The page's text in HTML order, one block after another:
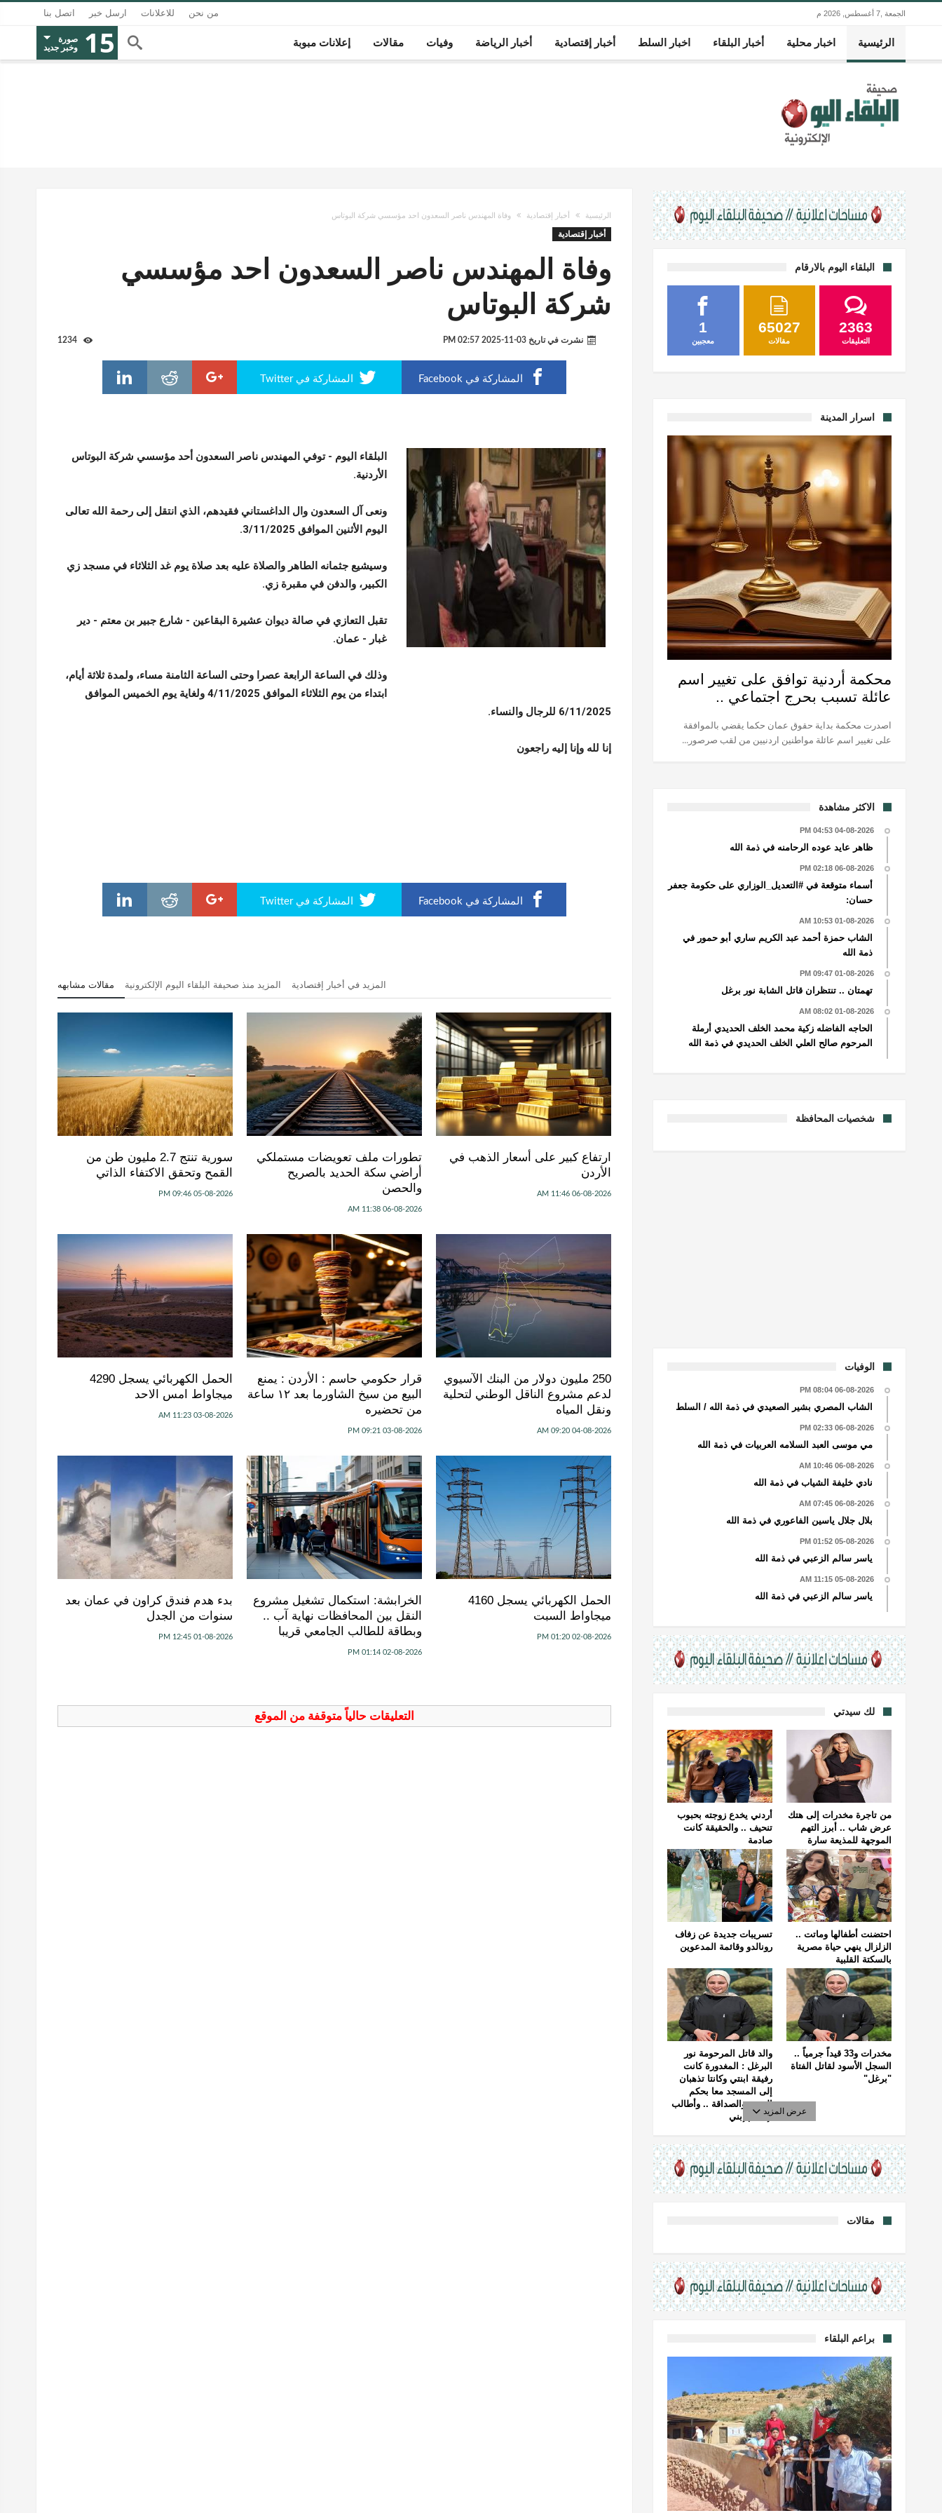
الجمعة ,7 أغسطس, 2026 م من نحن للاعلانات ارسل خبر اتصل بنا
الرئيسية اخبار محلية أخبار البلقاء اخبار السلط أخبار إقتصادية أخبار الرياضة وفيات مقالات إعلانات مبوبة 15 صورة
وخبر جديد
الرئيسية أخبار إقتصادية وفاة المهندس ناصر السعدون احد مؤسسي شركة البوتاس
أخبار إقتصادية
وفاة المهندس ناصر السعدون احد مؤسسي
شركة البوتاس
نشرت في تاريخ 03-11-2025 02:57 PM
المشاركة في Facebook المشاركة في Twitter
البلقاء اليوم -توفي المهندس ناصر السعدون أحد مؤسسي شركة البوتاس
الأردنية.
ونعى آل السعدون وال الداغستاني فقيدهم، الذي انتقل إلى رحمة الله تعالى
اليوم الأثنين الموافق 3/11/2025.
وسيشيع جثمانه الطاهر والصلاة عليه بعد صلاة يوم غد الثلاثاء في مسجد زي
الكبير، والدفن في مقبرة زي.
تقبل التعازي في صالة ديوان عشيرة البقاعين - شارع جبير بن معتم - دير
غبار - عمان.
وذلك في الساعة الرابعة عصرا وحتى الساعة الثامنة مساء، ولمدة ثلاثة أيام،
ابتداء من يوم الثلاثاء الموافق 4/11/2025 ولغاية يوم الخميس الموافق
6/11/2025 للرجال والنساء.
إنا لله وإنا إليه راجعون
المشاركة في Facebook المشاركة في Twitter
مقالات مشابهه المزيد منذ صحيفة البلقاء اليوم الإلكترونية المزيد في أخبار إقتصادية
ارتفاع كبير على أسعار الذهب في
الأردن
06-08-2026 11:46 AM
تطورات ملف تعويضات مستملكي
أراضي سكة الحديد بالصريح
والحصن
06-08-2026 11:38 AM
سورية تنتج 2.7 مليون طن من
القمح وتحقق الاكتفاء الذاتي
05-08-2026 09:46 PM
250 مليون دولار من البنك الآسيوي
لدعم مشروع الناقل الوطني لتحلية
ونقل المياه
04-08-2026 09:20 AM
قرار حكومي حاسم : الأردن : يمنع
البيع من سيخ الشاورما بعد ١٢ ساعة
من تحضيره
03-08-2026 09:21 PM
الحمل الكهربائي يسجل 4290
ميجاواط امس الاحد
03-08-2026 11:23 AM
الحمل الكهربائي يسجل 4160
ميجاواط السبت
02-08-2026 01:20 PM
الخرابشة: استكمال تشغيل مشروع
النقل بين المحافظات نهاية آب ..
وبطاقة للطالب الجامعي قريبا
02-08-2026 01:14 PM
بدء هدم فندق كراون في عمان بعد
سنوات من الجدل
01-08-2026 12:45 PM
التعليقات حالياً متوقفة من الموقع
البلقاء اليوم بالارقام
1
معجبين
65027
مقالات
2363
التعليقات
اسرار المدينة
محكمة أردنية توافق على تغيير اسم
عائلة تسبب بحرج اجتماعي ..
اصدرت محكمة بداية حقوق عمان حكما يقضي بالموافقة
على تغيير اسم عائلة مواطنين اردنيين من لقب صرصور...
الاكثر مشاهدة
04-08-2026 04:53 PM
ظاهر عايد عوده الرحامنه في ذمة الله
06-08-2026 02:18 PM
أسماء متوقعة في #التعديل_الوزاري على حكومة جعفر
حسان:
01-08-2026 10:53 AM
الشاب حمزة أحمد عبد الكريم ساري أبو حمور في
ذمة الله
01-08-2026 09:47 PM
تهمتان .. تنتظران قاتل الشابة نور برغل
01-08-2026 08:02 AM
الحاجه الفاضله زكية محمد الخلف الحديدي أرملة
المرحوم صالح العلي الخلف الحديدي في ذمة الله
شخصيات المحافظة
الوفيات
06-08-2026 08:04 PM
الشاب المصري بشير الصعيدي في ذمة الله / السلط
06-08-2026 02:33 PM
مي موسى العبد السلامه العربيات في ذمة الله
06-08-2026 10:46 AM
نادي خليفة الشياب في ذمة الله
06-08-2026 07:45 AM
بلال جلال ياسين الفاعوري في ذمة الله
05-08-2026 01:52 PM
ياسر سالم الزعبي في ذمة الله
05-08-2026 11:15 AM
ياسر سالم الزعبي في ذمة الله
لك سيدتي
أردني يخدع زوجته بحبوب
تنحيف .. والحقيقة كانت
صادمة
من تاجرة مخدرات إلى هتك
عرض شاب .. أبرز التهم
الموجهة للمذيعة سارة
خليفة
تسريبات جديدة عن زفاف
رونالدو وقائمة المدعوين
احتضنت أطفالها وماتت ..
الزلزال ينهي حياة مصرية
بالسكتة القلبية
والد قاتل المرحومة نور
البرغل : المغدورة كانت
رفيقة ابنتي وكانتا تذهبان
إلى المسجد معا بحكم
الجيرة والصداقة .. وأطالب
بإعدام إبني
مخدرات و33 قيداً جرمياً ..
السجل الأسود لقاتل الفتاة
"برغل"
عرض المزيد
مقالات
براعم البلقاء